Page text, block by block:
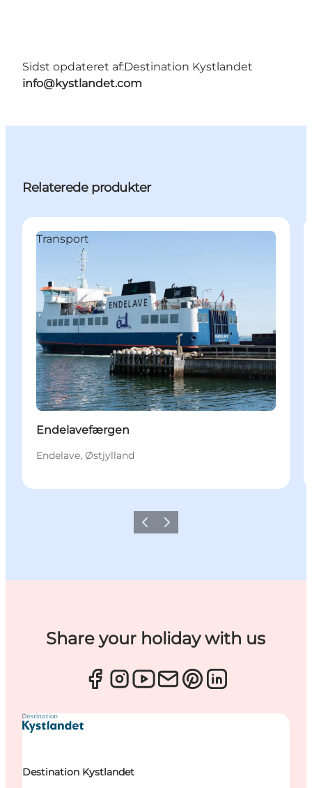
Sidst opdateret af:Destination Kystlandet
info@kystlandet.com
Relaterede produkter
Transport
Endelavefærgen
Endelave, Østjylland
ForrigeNæste
Share your holiday with us
Destination Kystlandet